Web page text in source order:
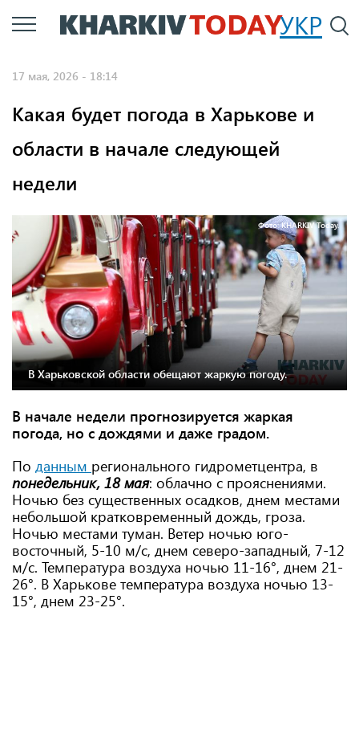
Перейти
к
УКР
17 мая, 2026 - 18:14
Какая будет погода в Харькове и
области в начале следующей
недели
Фото: KHARKIV Today.
В Харьковской области обещают жаркую погоду.
В начале недели прогнозируется жаркая
погода, но с дождями и даже градом.
По данным регионального гидрометцентра, в
понедельник, 18 мая: облачно с прояснениями.
Ночью без существенных осадков, днем ​​местами
небольшой кратковременный дождь, гроза.
Ночью местами туман. Ветер ночью юго-
восточный, 5-10 м/с, днем ​​северо-западный, 7-12
м/с. Температура воздуха ночью 11-16°, днем ​​21-
26°. В Харькове температура воздуха ночью 13-
15°, днем ​​23-25°.